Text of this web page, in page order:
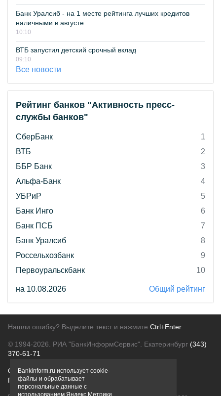
Банк Уралсиб - на 1 месте рейтинга лучших кредитов
наличными в августе
10:10
ВТБ запустил детский срочный вклад
09:10
Все новости
Рейтинг банков "Активность пресс-
службы банков"
СберБанк
1
ВТБ
2
ББР Банк
3
Альфа-Банк
4
УБРиР
5
Банк Инго
6
Банк ПСБ
7
Банк Уралсиб
8
Россельхозбанк
9
Первоуральскбанк
10
на 10.08.2026 Общий рейтинг
Нашли ошибку? Выделите текст и нажмите Ctrl+Enter
© 1994-2026. РИА "БанкИнформСервис". Екатеринбург (343)
370-61-71
О проектеПолитика конфиденциальности
Правовая информацияДля рекламодателей
Bankinform.ru использует cookie-
файлы и обрабатывает
персональные данные с
использованием Яндекс Метрики,